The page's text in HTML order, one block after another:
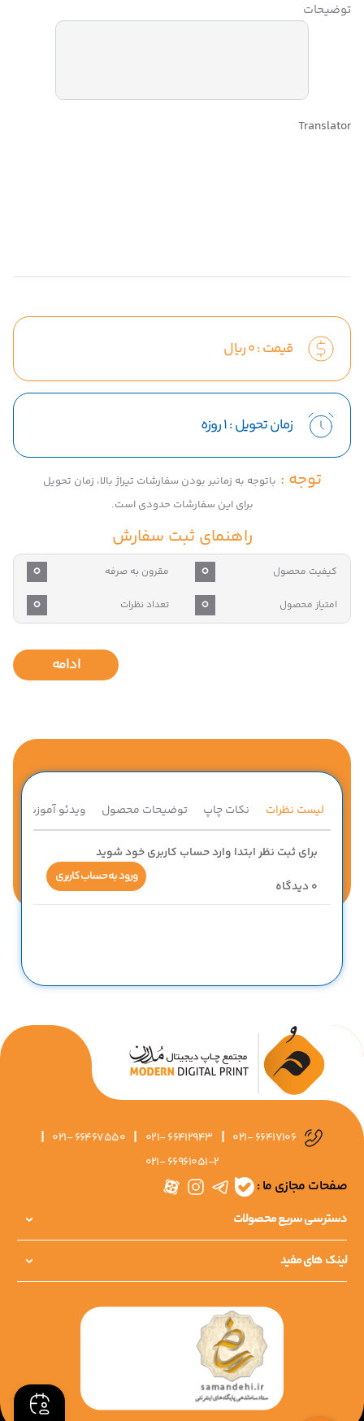
توضیحات
Translator
قیمت :0ریال
زمان تحویل :1 روزه
توجه : باتوجه به زمانبر بودن سفارشات تیراژ بالا، زمان تحویل
برای این سفارشات حدودی است.
راهنمای ثبت سفارش
کیفیت محصول 0 مقرون به صرفه 0
امتیاز محصول 0 تعداد نظرات 0
ادامه
لیست نظرات نکات چاپ توضیحات محصول ویدئو آموزشی
برای ثبت نظر ابتدا وارد حساب کاربری خود شوید
ورود به حساب کاربری
0 دیدگاه
021- 66417106
|
021- 66412943
|
021- 66467550
|
021- 66961051-2
صفحات مجازی ما :
دسترسی سریع محصولات
لینک های مفید